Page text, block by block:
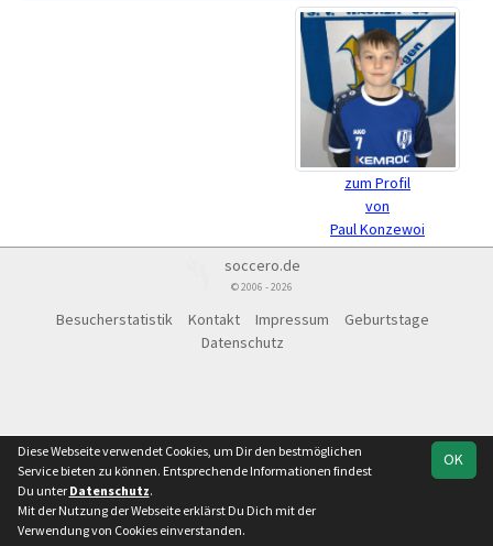
zum Profil
von
Paul Konzewoi
soccero.de
© 2006 - 2026
Besucherstatistik Kontakt Impressum
Geburtstage
Datenschutz
OK
Diese Webseite verwendet Cookies, um Dir den bestmöglichen
Service bieten zu können. Entsprechende Informationen findest
Du unter Datenschutz.
Mit der Nutzung der Webseite erklärst Du Dich mit der
Verwendung von Cookies einverstanden.